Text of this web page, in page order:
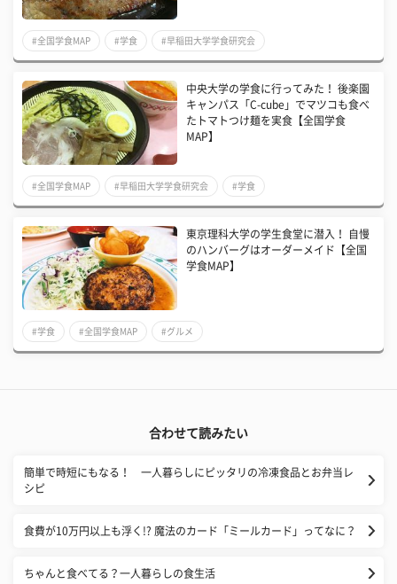
#全国学食MAP #学食 #早稲田大学学食研究会
中央大学の学食に行ってみた！ 後楽園
キャンパス「C-cube」でマツコも食べ
たトマトつけ麺を実食【全国学食
MAP】
#全国学食MAP #早稲田大学学食研究会 #学食
東京理科大学の学生食堂に潜入！ 自慢
のハンバーグはオーダーメイド【全国
学食MAP】
#学食 #全国学食MAP #グルメ
合わせて読みたい
簡単で時短にもなる！ 一人暮らしにピッタリの冷凍食品とお弁当レ
シピ
食費が10万円以上も浮く!? 魔法のカード「ミールカード」ってなに？
ちゃんと食べてる？一人暮らしの食生活